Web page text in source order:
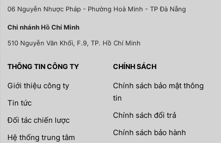
06 Nguyễn Nhược Pháp - Phường Hoà Minh - TP Đà Nẵng
Chi nhánh Hồ Chí Minh
510 Nguyễn Văn Khối, F.9, TP. Hồ Chí Minh
THÔNG TIN CÔNG TY
Giới thiệu công ty
Tin tức
Đối tác chiến lược
Hệ thống trung tâm
CHÍNH SÁCH
Chính sách bảo mật thông
tin
Chính sách đổi trả
Chính sách bảo hành